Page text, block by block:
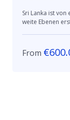
Sri Lanka ist
weite Ebenen
From €